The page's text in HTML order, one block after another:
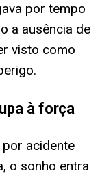
por tempo
a ausência de
visto como
à força
acidente
o sonho entra